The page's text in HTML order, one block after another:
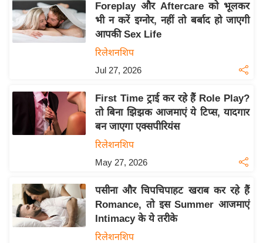
र्रा
ष्ट्री
य
द्यो
ग
त
वि
शे
Foreplay और Aftercare को भूलकर
भी न करें इग्नोर, नहीं तो बर्बाद हो जाएगी
आपकी Sex Life
रिलेशनशिप
Jul 27, 2026
First Time ट्राई कर रहे हैं Role Play?
तो बिना झिझक आजमाएं ये टिप्स, यादगार
बन जाएगा एक्सपीरियंस
रिलेशनशिप
May 27, 2026
पसीना और चिपचिपाहट खराब कर रहे हैं
Romance, तो इस Summer आजमाएं
Intimacy के ये तरीके
रिलेशनशिप